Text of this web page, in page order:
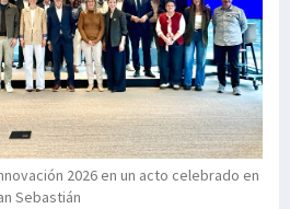
2026 en un acto celebrado en
Sebastián